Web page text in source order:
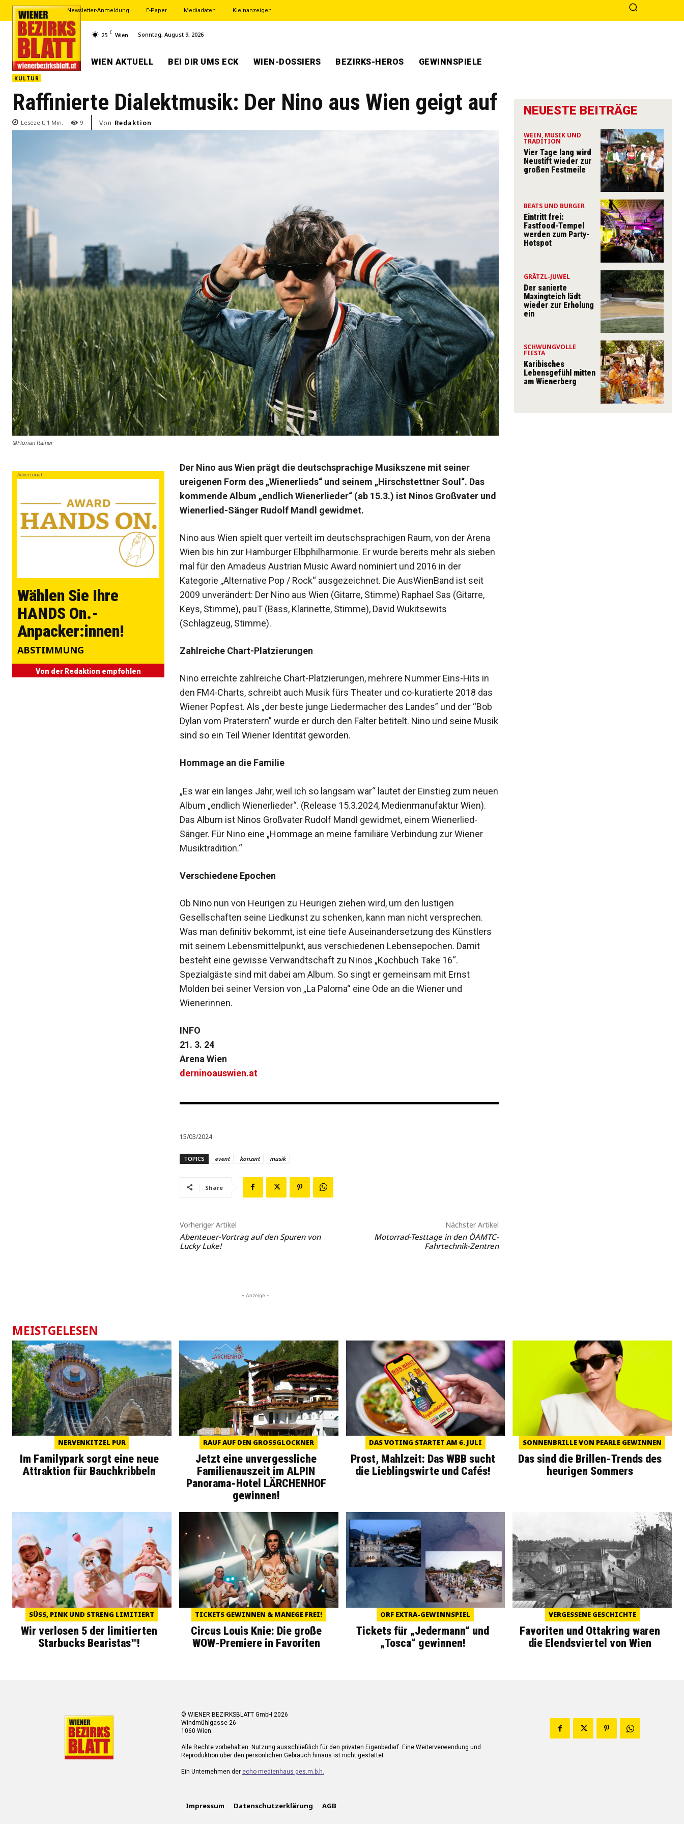
Newsletter-Anmeldung E-Paper Mediadaten Kleinanzeigen
25 C Wien Sonntag, August 9, 2026
WIEN AKTUELL BEI DIR UMS ECK WIEN-DOSSIERS BEZIRKS-HEROS GEWINNSPIELE
KULTUR
Raffinierte Dialektmusik: Der Nino aus Wien geigt auf
Lesezeit: 1 Min. 9 Von Redaktion
©Florian Rainer
Advertorial
Wählen Sie Ihre
HANDS On.-
Anpacker:innen!
ABSTIMMUNG
Von der Redaktion empfohlen
Der Nino aus Wien prägt die deutschsprachige Musikszene mit seiner
ureigenen Form des „Wienerlieds“ und seinem „Hirschstettner Soul“. Das
kommende Album „endlich Wienerlieder“ (ab 15.3.) ist Ninos Großvater und
Wienerlied-Sänger Rudolf Mandl gewidmet.
Nino aus Wien spielt quer verteilt im deutschsprachigen Raum, von der Arena
Wien bis hin zur Hamburger Elbphilharmonie. Er wurde bereits mehr als sieben
mal für den Amadeus Austrian Music Award nominiert und 2016 in der
Kategorie „Alternative Pop / Rock“ ausgezeichnet. Die AusWienBand ist seit
2009 unverändert: Der Nino aus Wien (Gitarre, Stimme) Raphael Sas (Gitarre,
Keys, Stimme), pauT (Bass, Klarinette, Stimme), David Wukitsewits
(Schlagzeug, Stimme).
Zahlreiche Chart-Platzierungen
Nino erreichte zahlreiche Chart-Platzierungen, mehrere Nummer Eins-Hits in
den FM4-Charts, schreibt auch Musik fürs Theater und co-kuratierte 2018 das
Wiener Popfest. Als „der beste junge Liedermacher des Landes” und der “Bob
Dylan vom Praterstern” wurde er durch den Falter betitelt. Nino und seine Musik
sind so ein Teil Wiener Identität geworden.
Hommage an die Familie
„Es war ein langes Jahr, weil ich so langsam war“ lautet der Einstieg zum neuen
Album „endlich Wienerlieder“. (Release 15.3.2024, Medienmanufaktur Wien).
Das Album ist Ninos Großvater Rudolf Mandl gewidmet, einem Wienerlied-
Sänger. Für Nino eine „Hommage an meine familiäre Verbindung zur Wiener
Musiktradition.“
Verschiedene Epochen
Ob Nino nun von Heurigen zu Heurigen ziehen wird, um den lustigen
Gesellschaften seine Liedkunst zu schenken, kann man nicht versprechen.
Was man definitiv bekommt, ist eine tiefe Auseinandersetzung des Künstlers
mit seinem Lebensmittelpunkt, aus verschiedenen Lebensepochen. Damit
besteht eine gewisse Verwandtschaft zu Ninos „Kochbuch Take 16“.
Spezialgäste sind mit dabei am Album. So singt er gemeinsam mit Ernst
Molden bei seiner Version von „La Paloma“ eine Ode an die Wiener und
Wienerinnen.
INFO
21. 3. 24
Arena Wien
derninoauswien.at
15/03/2024
TOPICS event konzert musik
Share
Vorheriger Artikel
Abenteuer-Vortrag auf den Spuren von
Lucky Luke!
Nächster Artikel
Motorrad-Testtage in den ÖAMTC-
Fahrtechnik-Zentren
- Anzeige -
NEUESTE BEITRÄGE
WEIN, MUSIK UND
TRADITION
Vier Tage lang wird
Neustift wieder zur
großen Festmeile
BEATS UND BURGER
Eintritt frei:
Fastfood-Tempel
werden zum Party-
Hotspot
GRÄTZL-JUWEL
Der sanierte
Maxingteich lädt
wieder zur Erholung
ein
SCHWUNGVOLLE
FIESTA
Karibisches
Lebensgefühl mitten
am Wienerberg
MEISTGELESEN
NERVENKITZEL PUR
Im Familypark sorgt eine neue
Attraktion für Bauchkribbeln
RAUF AUF DEN GROSSGLOCKNER
Jetzt eine unvergessliche
Familienauszeit im ALPIN
Panorama-Hotel LÄRCHENHOF
gewinnen!
DAS VOTING STARTET AM 6. JULI
Prost, Mahlzeit: Das WBB sucht
die Lieblingswirte und Cafés!
SONNENBRILLE VON PEARLE GEWINNEN
Das sind die Brillen-Trends des
heurigen Sommers
SÜSS, PINK UND STRENG LIMITIERT
Wir verlosen 5 der limitierten
Starbucks Bearistas™!
TICKETS GEWINNEN & MANEGE FREI!
Circus Louis Knie: Die große
WOW-Premiere in Favoriten
ORF EXTRA-GEWINNSPIEL
Tickets für „Jedermann“ und
„Tosca“ gewinnen!
VERGESSENE GESCHICHTE
Favoriten und Ottakring waren
die Elendsviertel von Wien
© WIENER BEZIRKSBLATT GmbH 2026
Windmühlgasse 26
1060 Wien.
Alle Rechte vorbehalten. Nutzung ausschließlich für den privaten Eigenbedarf. Eine Weiterverwendung und
Reproduktion über den persönlichen Gebrauch hinaus ist nicht gestattet.
Ein Unternehmen der echo medienhaus ges.m.b.h.
Impressum Datenschutzerklärung AGB